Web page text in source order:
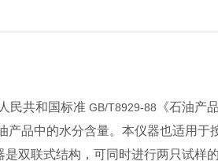
民共和国标准 GB/T8929-88 《石油产
产品中的水分含量。本仪器也适用
双联式结构，可同时进行两只试样